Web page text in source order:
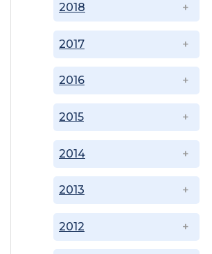
2012
2013
2014
2015
2016
2017
2018